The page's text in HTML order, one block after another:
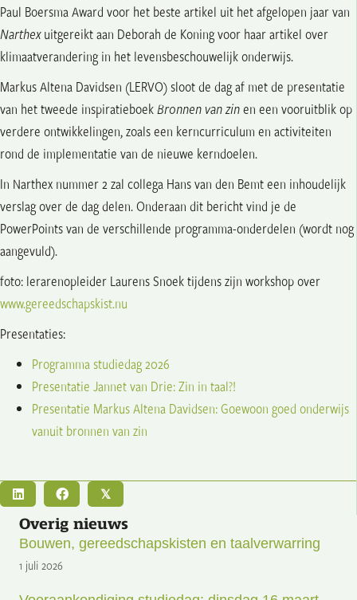
Paul Boersma Award voor het beste artikel uit het afgelopen jaar van
Narthexuitgereikt aan Deborah de Koning voor haar artikel over
klimaatverandering in het levensbeschouwelijk onderwijs.
Markus Altena Davidsen (LERVO) sloot de dag af met de presentatie
van het tweede inspiratieboekBronnen van zinen een vooruitblik op
verdere ontwikkelingen, zoals een kerncurriculum en activiteiten
rond de implementatie van de nieuwe kerndoelen.
In Narthex nummer 2 zal collega Hans van den Bemt een inhoudelijk
verslag over de dag delen. Onderaan dit bericht vind je de
PowerPoints van de verschillende programma-onderdelen (wordt nog
aangevuld).
foto: lerarenopleider Laurens Snoek tijdens zijn workshop over
www.gereedschapskist.nu
Presentaties:
Programma studiedag 2026
Presentatie Jannet van Drie: Zin in taal?!
Presentatie Markus Altena Davidsen: Goewoon goed onderwijs
vanuit bronnen van zin
𝕏
Overig nieuws
Bouwen, gereedschapskisten en taalverwarring
1 juli 2026